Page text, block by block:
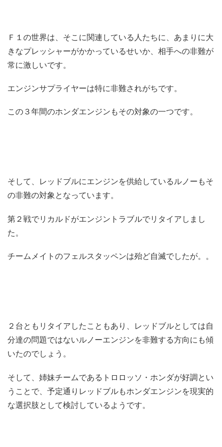
Ｆ１の世界は、そこに関連している人たちに、あまりに大
きなプレッシャーがかかっているせいか、相手への非難が
常に激しいです。
エンジンサプライヤーは特に非難されがちです。
この３年間のホンダエンジンもその対象の一つです。
そして、レッドブルにエンジンを供給しているルノーもそ
の非難の対象となっています。
第２戦でリカルドがエンジントラブルでリタイアしまし
た。
チームメイトのフェルスタッペンは殆ど自滅でしたが。。
２台ともリタイアしたこともあり、レッドブルとしては自
分達の問題ではないルノーエンジンを非難する方向にも傾
いたのでしょう。
そして、姉妹チームであるトロロッソ・ホンダが好調とい
うことで、予定通りレッドブルもホンダエンジンを現実的
な選択肢として検討しているようです。